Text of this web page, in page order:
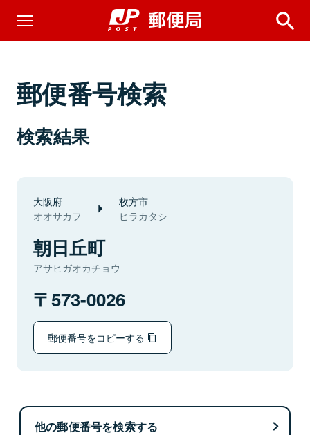
郵便番号検索
検索結果
大阪府
オオサカフ
枚方市
ヒラカタシ
朝日丘町
アサヒガオカチョウ
573-0026
郵便番号をコピーする
他の郵便番号を検索する